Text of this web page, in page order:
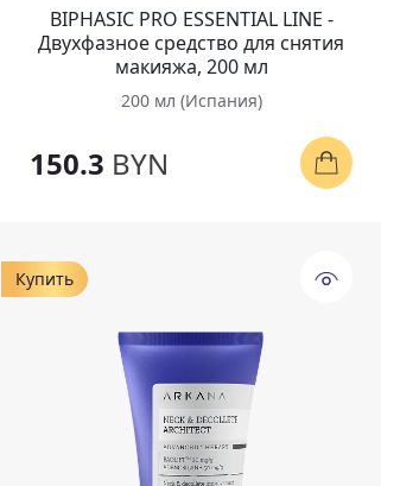
BIPHASIC PRO ESSENTIAL LINE -
Двухфазное средство для снятия
макияжа, 200 мл
200 мл (Испания)
150.3 BYN
Купить